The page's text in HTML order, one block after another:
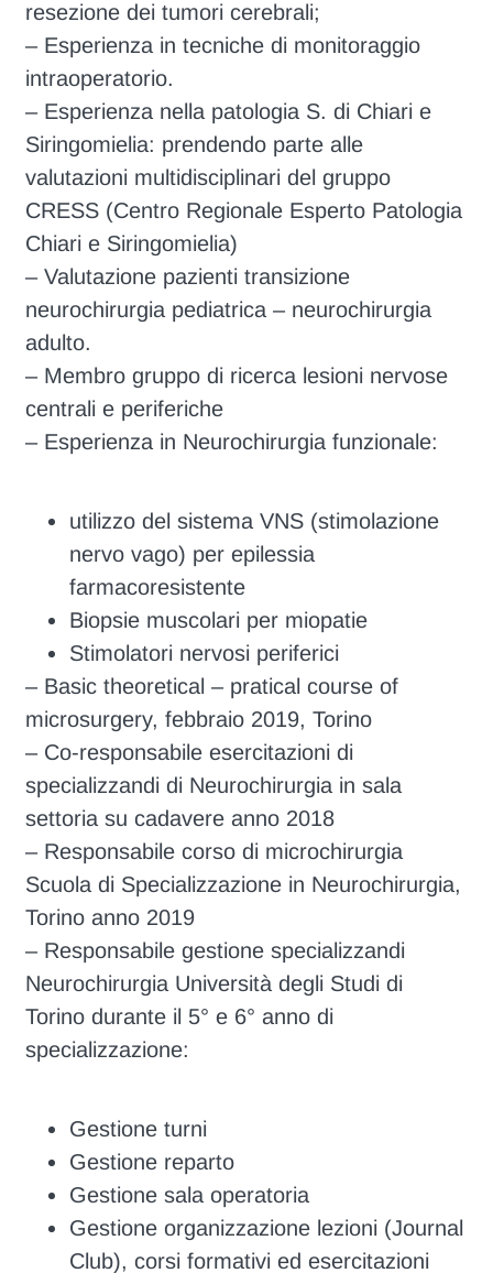
resezione dei tumori cerebrali;
– Esperienza in tecniche di monitoraggio
intraoperatorio.
– Esperienza nella patologia S. di Chiari e
Siringomielia: prendendo parte alle
valutazioni multidisciplinari del gruppo
CRESS (Centro Regionale Esperto Patologia
Chiari e Siringomielia)
– Valutazione pazienti transizione
neurochirurgia pediatrica – neurochirurgia
adulto.
– Membro gruppo di ricerca lesioni nervose
centrali e periferiche
– Esperienza in Neurochirurgia funzionale:
utilizzo del sistema VNS (stimolazione
nervo vago) per epilessia
farmacoresistente
Biopsie muscolari per miopatie
Stimolatori nervosi periferici
– Basic theoretical – pratical course of
microsurgery, febbraio 2019, Torino
– Co-responsabile esercitazioni di
specializzandi di Neurochirurgia in sala
settoria su cadavere anno 2018
– Responsabile corso di microchirurgia
Scuola di Specializzazione in Neurochirurgia,
Torino anno 2019
– Responsabile gestione specializzandi
Neurochirurgia Università degli Studi di
Torino durante il 5° e 6° anno di
specializzazione:
Gestione turni
Gestione reparto
Gestione sala operatoria
Gestione organizzazione lezioni (Journal
Club), corsi formativi ed esercitazioni